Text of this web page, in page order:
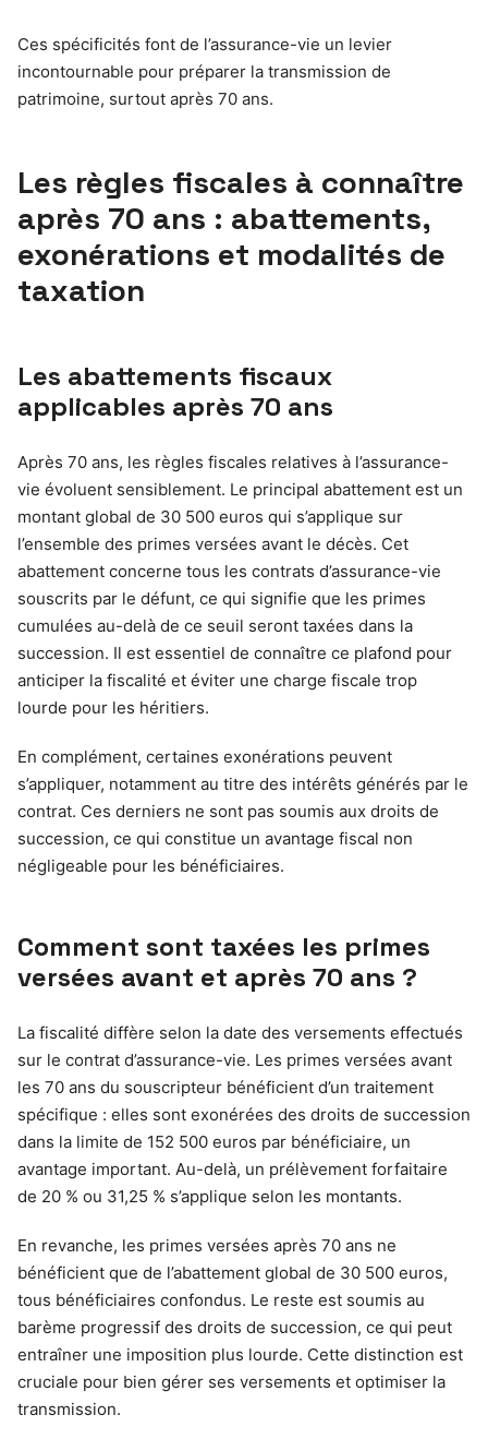
Ces spécificités font de l’assurance-vie un levier
incontournable pour préparer la transmission de
patrimoine, surtout après 70 ans.
Les règles fiscales à connaître
après 70 ans : abattements,
exonérations et modalités de
taxation
Les abattements fiscaux
applicables après 70 ans
Après 70 ans, les règles fiscales relatives à l’assurance-
vie évoluent sensiblement. Le principal abattement est un
montant global de 30 500 euros qui s’applique sur
l’ensemble des primes versées avant le décès. Cet
abattement concerne tous les contrats d’assurance-vie
souscrits par le défunt, ce qui signifie que les primes
cumulées au-delà de ce seuil seront taxées dans la
succession. Il est essentiel de connaître ce plafond pour
anticiper la fiscalité et éviter une charge fiscale trop
lourde pour les héritiers.
En complément, certaines exonérations peuvent
s’appliquer, notamment au titre des intérêts générés par le
contrat. Ces derniers ne sont pas soumis aux droits de
succession, ce qui constitue un avantage fiscal non
négligeable pour les bénéficiaires.
Comment sont taxées les primes
versées avant et après 70 ans ?
La fiscalité diffère selon la date des versements effectués
sur le contrat d’assurance-vie. Les primes versées avant
les 70 ans du souscripteur bénéficient d’un traitement
spécifique : elles sont exonérées des droits de succession
dans la limite de 152 500 euros par bénéficiaire, un
avantage important. Au-delà, un prélèvement forfaitaire
de 20 % ou 31,25 % s’applique selon les montants.
En revanche, les primes versées après 70 ans ne
bénéficient que de l’abattement global de 30 500 euros,
tous bénéficiaires confondus. Le reste est soumis au
barème progressif des droits de succession, ce qui peut
entraîner une imposition plus lourde. Cette distinction est
cruciale pour bien gérer ses versements et optimiser la
transmission.